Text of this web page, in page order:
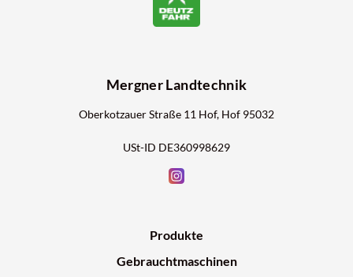
Mergner Landtechnik
Oberkotzauer Straße 11 Hof, Hof 95032
USt-ID DE360998629
Produkte
Gebrauchtmaschinen